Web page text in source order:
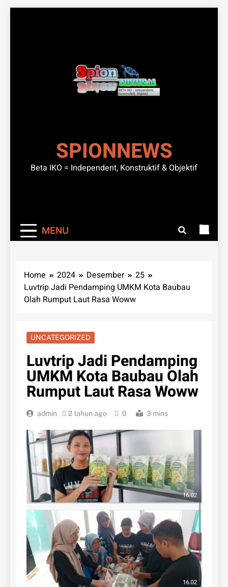
SPIONNEWS
Beta IKO = Independent, Konstruktif & Objektif
MENU
Home 2024 Desember
25
Luvtrip Jadi Pendamping UMKM Kota Baubau
Olah Rumput Laut Rasa Woww
UNCATEGORIZED
Luvtrip Jadi Pendamping
UMKM Kota Baubau Olah
Rumput Laut Rasa Woww
admin 2 tahun ago 0 3 mins